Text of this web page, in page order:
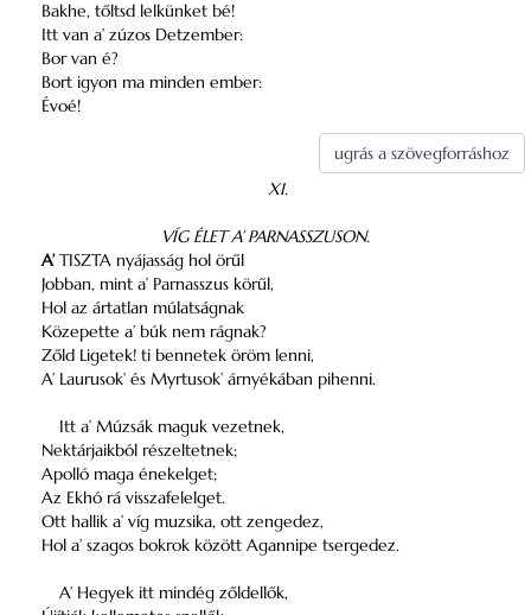
Bakhe, tőltsd lelkünket bé!
Itt van a’ zúzos Detzember:
Bor van é?
Bort igyon ma minden ember:
Évoé!
ugrás a szövegforráshoz
XI.
VÍG ÉLET A’ PARNASSZUSON.
A’TISZTA nyájasság hol örűl
Jobban, mint a’ Parnasszus körűl,
Hol az ártatlan múlatságnak
Közepette a’ búk nem rágnak?
Zőld Ligetek! ti bennetek öröm lenni,
A’ Laurusok’ és Myrtusok’ árnyékában pihenni.
Itt a’ Múzsák maguk vezetnek,
Nektárjaikból részeltetnek;
Apolló maga énekelget;
Az Ekhó rá visszafelelget.
Ott hallik a’ víg muzsika, ott zengedez,
Hol a’ szagos bokrok között Agannipe tsergedez.
A’ Hegyek itt mindég zőldellők,